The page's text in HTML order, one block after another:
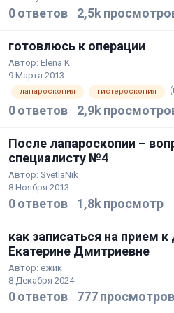
0ответов 2,5k
готовлюсь к операции
Автор: Elena K
9 Марта 2013
лапароскопия гистероскопия
0ответов 2,9k
После лапароскопии –
специалисту №4
Автор: SvetlaNik
8 Ноября 2013
0ответов 1,8kпросмотр
как записаться на прием
Екатерине Дмитриевне
Автор: ёжик
8 Декабря 2024
0ответов 777просмотров